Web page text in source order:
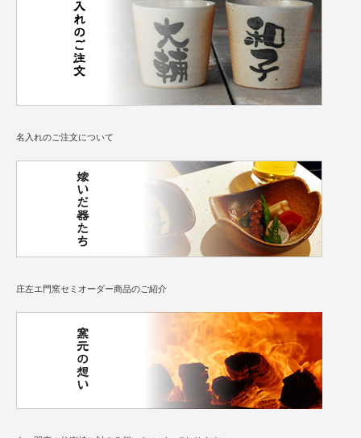
名入れのご注文について
庄左エ門窯セミオーダー商品のご紹介